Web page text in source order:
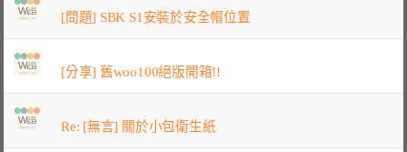
[問題] SBK S1安裝於安全帽位置
[分享] 舊woo100絕版開箱!!
Re: [無言] 關於小包衛生紙